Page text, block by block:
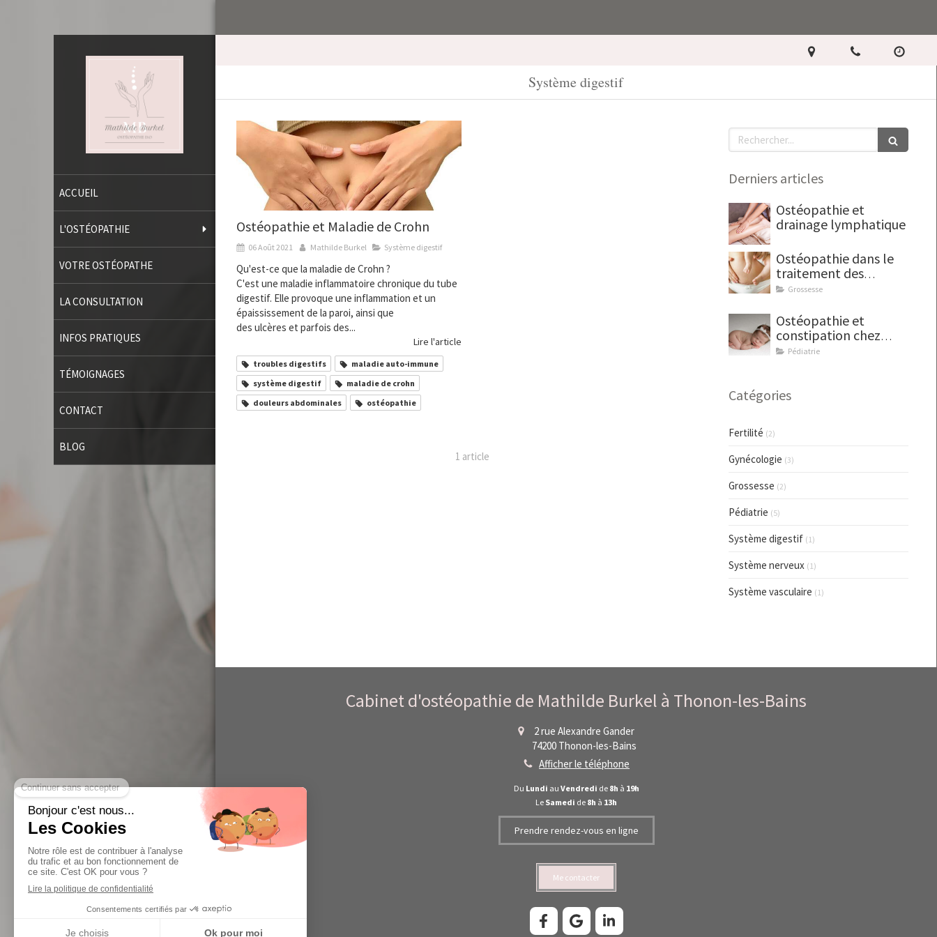
ACCUEIL
L'OSTÉOPATHIE
VOTRE OSTÉOPATHE
LA CONSULTATION
INFOS PRATIQUES
TÉMOIGNAGES
CONTACT
BLOG
Système digestif
Ostéopathie et Maladie de Crohn
06 Août 2021 Mathilde Burkel Système digestif
Qu'est-ce que la maladie de Crohn ?
C'est une maladie inflammatoire chronique du tube
digestif. Elle provoque une inflammation et un
épaississement de la paroi, ainsi que
des ulcères et parfois des...
Lire l'article
troubles digestifs
maladie auto-immune
système digestif
maladie de crohn
douleurs abdominales
ostéopathie
1 article
Rechercher
Derniers articles
Ostéopathie et
drainage lymphatique
Ostéopathie dans le
traitement des
cicatrices
Grossesse
Ostéopathie et
constipation chez
bébé
Pédiatrie
Catégories
Fertilité (2)
Gynécologie (3)
Grossesse (2)
Pédiatrie (5)
Système digestif (1)
Système nerveux (1)
Système vasculaire (1)
Cabinet d'ostéopathie de Mathilde Burkel à Thonon-les-Bains
2 rue Alexandre Gander
74200 Thonon-les-Bains
Afficher le téléphone
Du Lundi au Vendredi de 8h à 19h
Le Samedi de 8h à 13h
Prendre rendez-vous en ligne
Me contacter